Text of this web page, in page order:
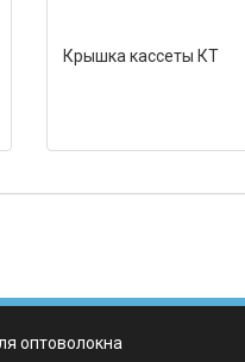
Крышка кассеты КТ
оптоволокна